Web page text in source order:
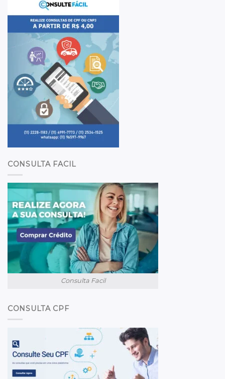
CONSULTA FACIL
Consulta Facil
CONSULTA CPF